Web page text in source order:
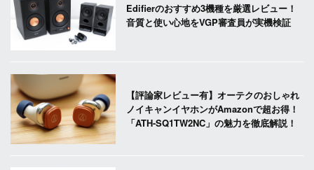
Edifierのおすすめ3機種を厳選レビュー！
音質と使い心地をVGP審査員が実機検証
【評論家レビュー有】オーテクのおしゃれ
ノイキャンイヤホンがAmazonで超お得！
「ATH-SQ1TW2NC」の魅力を徹底解説！